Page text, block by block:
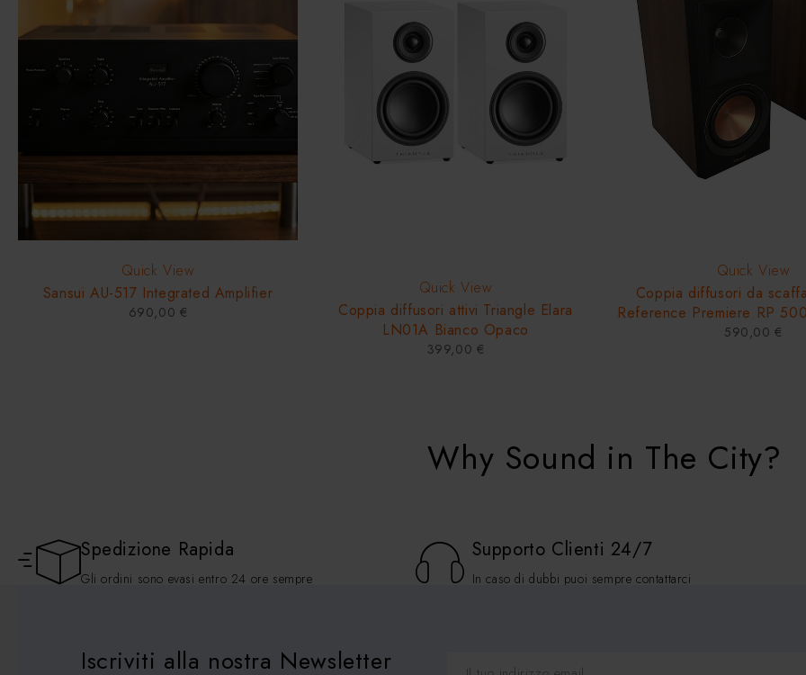
Quick View
Sansui AU-517 Integrated Amplifier
690,00 €
Quick View
Coppia diffusori attivi Triangle Elara
LN01A Bianco Opaco
399,00 €
Quick View
Coppia diffusori da
Reference Premiere RP
590,00€
Why Sound in The City?
Spedizione Rapida
Gli ordini sono evasi entro 24 ore sempre
Supporto Clienti 24/7
In caso di dubbi puoi sempre contattarci
Iscriviti alla nostra Newsletter